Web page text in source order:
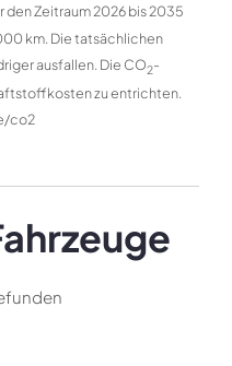
den Zeitraum 2026 bis 2035
km. Die tatsächlichen
ausfallen. Die CO2-
zu entrichten.
co2